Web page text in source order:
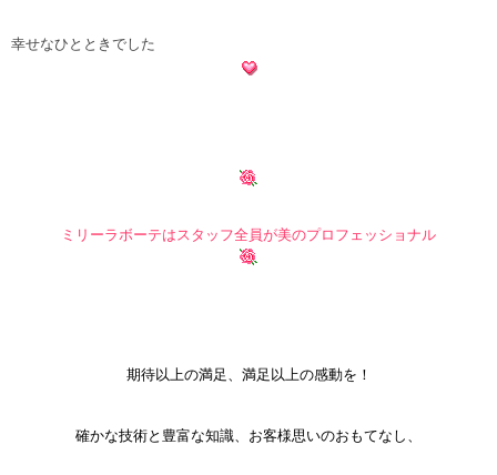
幸せなひとときでした
ミリーラボーテはスタッフ全員が美のプロフェッショナル
期待以上の満足、満足以上の感動を！
確かな技術と豊富な知識、お客様思いのおもてなし、